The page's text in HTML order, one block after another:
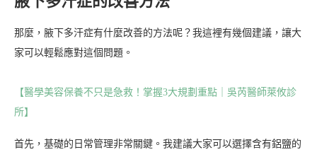
那麼，腋下多汗症有什麼改善的方法呢？我這裡有幾個建議，讓大
家可以輕鬆應對這個問題。
【醫學美容保養不只是急救！掌握3大規劃重點｜吳芮醫師萊攸診
所】
首先，基礎的日常管理非常關鍵。我建議大家可以選擇含有鋁鹽的